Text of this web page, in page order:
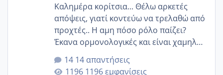
Καλημέρα κορίτσια... Θέλω αρκετές
απόψεις, γιατί κοντεύω να τρελαθώ από
προχτές.. Η αμη πόσο ρόλο παίζει?
Έκανα ορμονολογικές και είναι χαμηλή
για την ηλικία μου.. Είχα ήδη μια
εγκυμοσύνη, που έπρεπε να τερματιστεί
14 απαντήσεις
1196 εμφανίσεις